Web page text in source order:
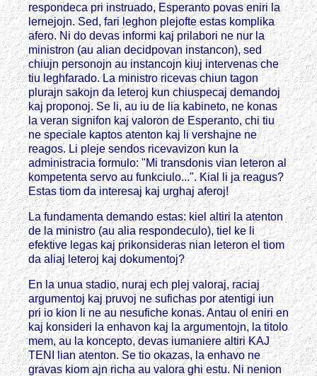
respondeca pri instruado, Esperanto povas eniri la
lernejojn. Sed, fari leghon plejofte estas komplika
afero. Ni do devas informi kaj prilabori ne nur la
ministron (au alian decidpovan instancon), sed
chiujn personojn au instancojn kiuj intervenas che
tiu leghfarado. La ministro ricevas chiun tagon
plurajn sakojn da leteroj kun chiuspecaj demandoj
kaj proponoj. Se li, au iu de lia kabineto, ne konas
la veran signifon kaj valoron de Esperanto, chi tiu
ne speciale kaptos atenton kaj li vershajne ne
reagos. Li pleje sendos ricevavizon kun la
administracia formulo: "Mi transdonis vian leteron al
kompetenta servo au funkciulo...". Kial li ja reagus?
Estas tiom da interesaj kaj urghaj aferoj!
La fundamenta demando estas: kiel altiri la atenton
de la ministro (au alia respondeculo), tiel ke li
efektive legas kaj prikonsideras nian leteron el tiom
da aliaj leteroj kaj dokumentoj?
En la unua stadio, nuraj ech plej valoraj, raciaj
argumentoj kaj pruvoj ne sufichas por atentigi iun
pri io kion li ne au nesufiche konas. Antau ol eniri en
kaj konsideri la enhavon kaj la argumentojn, la titolo
mem, au la koncepto, devas iumaniere altiri KAJ
TENI lian atenton. Se tio okazas, la enhavo ne
gravas kiom ajn richa au valora ghi estu. Ni nenion